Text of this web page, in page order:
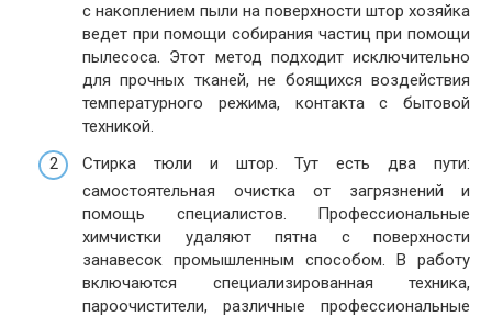
с накоплением пыли на поверхности штор хозяйка
ведет при помощи собирания частиц при помощи
пылесоса. Этот метод подходит исключительно
для прочных тканей, не боящихся воздействия
температурного режима, контакта с бытовой
техникой.
Стирка тюли и штор. Тут есть два пути:
самостоятельная очистка от загрязнений и
помощь специалистов. Профессиональные
химчистки удаляют пятна с поверхности
занавесок промышленным способом. В работу
включаются специализированная техника,
пароочистители, различные профессиональные